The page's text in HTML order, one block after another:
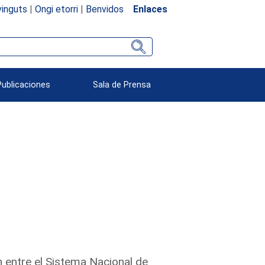
| Ongi etorri| Benvidos Enlaces
Sala de Prensa
el Sistema Nacional de